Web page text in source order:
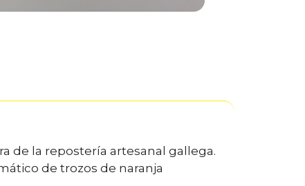
de la repostería artesanal gallega.
de trozos de naranja